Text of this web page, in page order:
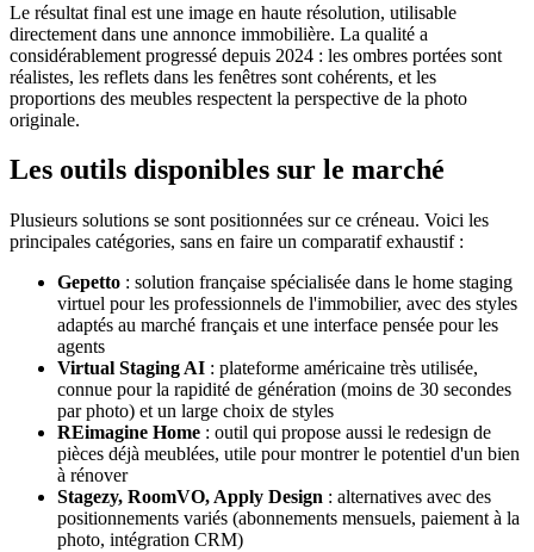
Le résultat final est une image en haute résolution, utilisable
directement dans une annonce immobilière. La qualité a
considérablement progressé depuis 2024 : les ombres portées sont
réalistes, les reflets dans les fenêtres sont cohérents, et les
proportions des meubles respectent la perspective de la photo
originale.
Les outils disponibles sur le marché
Plusieurs solutions se sont positionnées sur ce créneau. Voici les
principales catégories, sans en faire un comparatif exhaustif :
Gepetto : solution française spécialisée dans le home staging
virtuel pour les professionnels de l'immobilier, avec des styles
adaptés au marché français et une interface pensée pour les
agents
Virtual Staging AI : plateforme américaine très utilisée,
connue pour la rapidité de génération (moins de 30 secondes
par photo) et un large choix de styles
REimagine Home : outil qui propose aussi le redesign de
pièces déjà meublées, utile pour montrer le potentiel d'un bien
à rénover
Stagezy, RoomVO, Apply Design : alternatives avec des
positionnements variés (abonnements mensuels, paiement à la
photo, intégration CRM)